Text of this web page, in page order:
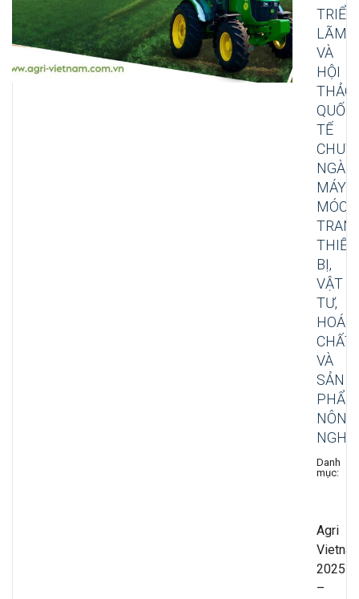
TRIỂN
LÃM
VÀ
HỘI
THẢO
QUỐC
TẾ
MÁY
MÓC,
THIẾT
BỊ,
VẬT
TƯ,
HOÁ
CHẤT
VÀ
SẢN
PHẨM
NÔNG
Danh
mục:
Agri
2025
–